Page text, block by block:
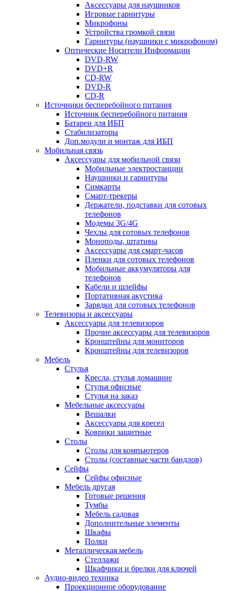
Аксессуары для наушников
Игровые гарнитуры
Микрофоны
Устройства громкой связи
Гарнитуры (наушники с микрофоном)
Оптические Носители Информации
DVD-RW
DVD+R
CD-RW
DVD-R
CD-R
Источники бесперебойного питания
Источник бесперебойного питания
Батареи для ИБП
Стабилизаторы
Доп.модули и монтаж для ИБП
Мобильная связь
Аксессуары для мобильной связи
Мобильные электростанции
Наушники и гарнитуры
Симкарты
Смарт-трекеры
Держатели, подставки для сотовых
телефонов
Модемы 3G/4G
Чехлы для сотовых телефонов
Моноподы, штативы
Аксессуары для смарт-часов
Пленки для сотовых телефонов
Мобильные аккумуляторы для
телефонов
Кабели и шлейфы
Портативная акустика
Зарядки для сотовых телефонов
Телевизоры и аксессуары
Аксессуары для телевизоров
Прочие аксессуары для телевизоров
Кронштейны для мониторов
Кронштейны для телевизоров
Мебель
Стулья
Кресла, стулья домашние
Стулья офисные
Стулья на заказ
Мебельные аксессуары
Вешалки
Аксессуары для кресел
Коврики защитные
Столы
Столы для компьютеров
Столы (составные части бандлов)
Сейфы
Сейфы офисные
Мебель другая
Готовые решения
Тумбы
Мебель садовая
Дополнительные элементы
Шкафы
Полки
Металлическая мебель
Стеллажи
Шкафчики и брелки для ключей
Аудио-видео техника
Проекционное оборудование